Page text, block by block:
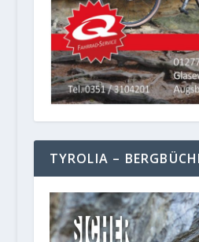
TYROLIA –